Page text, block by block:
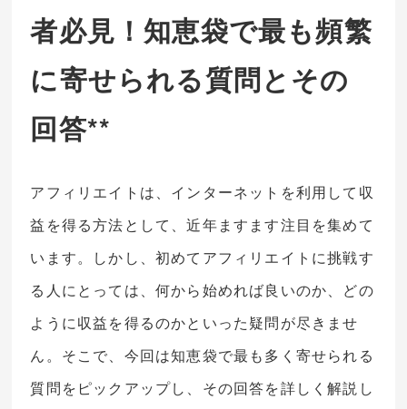
者必見！知恵袋で最も頻繁
に寄せられる質問とその
回答**
アフィリエイトは、インターネットを利用して収
益を得る方法として、近年ますます注目を集めて
います。しかし、初めてアフィリエイトに挑戦す
る人にとっては、何から始めれば良いのか、どの
ように収益を得るのかといった疑問が尽きませ
ん。そこで、今回は知恵袋で最も多く寄せられる
質問をピックアップし、その回答を詳しく解説し